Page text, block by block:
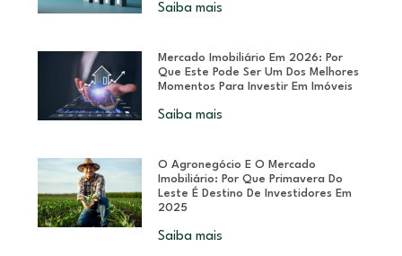
Saiba mais
Mercado Imobiliário Em 2026: Por
Que Este Pode Ser Um Dos Melhores
Momentos Para Investir Em Imóveis
Saiba mais
O Agronegócio E O Mercado
Imobiliário: Por Que Primavera Do
Leste É Destino De Investidores Em
2025
Saiba mais